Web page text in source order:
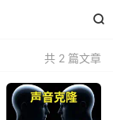

共 2 篇文章